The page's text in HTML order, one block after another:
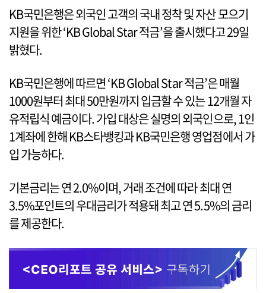
KB국민은행은 외국인 고객의 국내 정착 및 자산 모으기
지원을 위한 ‘KB Global Star 적금’을 출시했다고 29일
밝혔다.
KB국민은행에 따르면 ‘KB Global Star 적금’은 매월
1000원부터 최대 50만원까지 입금할 수 있는 12개월 자
유적립식 예금이다. 가입 대상은 실명의 외국인으로, 1인
1계좌에 한해 KB스타뱅킹과 KB국민은행 영업점에서 가
입 가능하다.
기본금리는 연 2.0%이며, 거래 조건에 따라 최대 연
3.5%포인트의 우대금리가 적용돼 최고 연 5.5%의 금리
를 제공한다.